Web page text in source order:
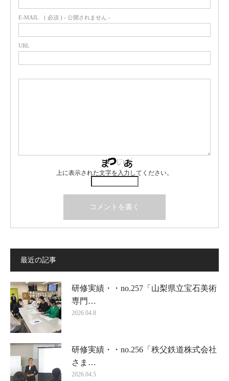
E-MAIL ( 必須 ) - 公開されません -
URL
上に表示された文字を入力してください。
最近の記事
研修実績・・no.257「山梨県立宝石美術
専門…
2026.04.8
研修実績・・no.256「秩父鉄道株式会社
さま…
2026.04.5